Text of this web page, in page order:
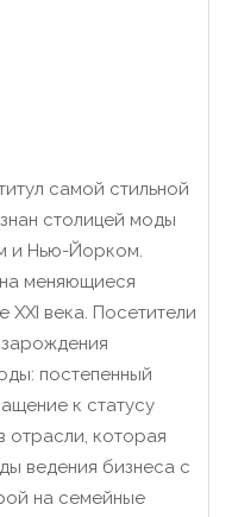
самой стильной
столицей моды
и Нью-Йорком.
на меняющиеся
XXI века. Посетители
постепенный
к статусу
отрасли, которая
ведения бизнеса с
на семейные